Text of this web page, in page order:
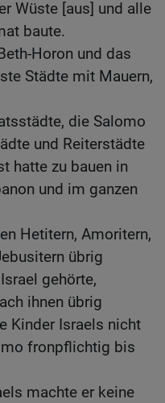
Wüste [aus] und alle
baute.
Horon und das
Städte mit Mauern,
die Salomo
und Reiterstädte
hatte zu bauen in
und im ganzen
Hetitern, Amoritern,
übrig
gehörte,
ihnen übrig
Kinder Israels nicht
fronpflichtig bis
machte er keine